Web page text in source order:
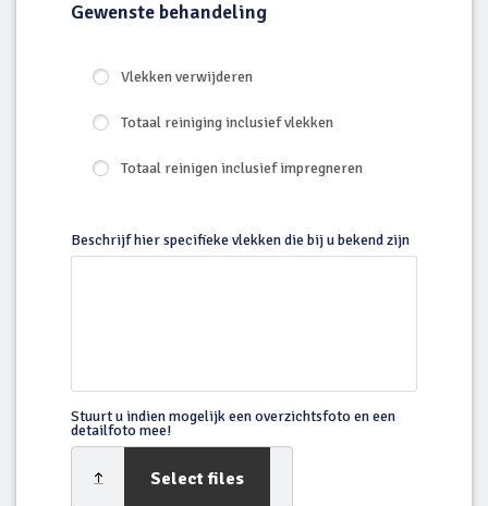
Gewenste behandeling
Vlekken verwijderen
Totaal reiniging inclusief vlekken
Totaal reinigen inclusief impregneren
Beschrijf hier specifieke vlekken die bij u bekend zijn
Stuurt u indien mogelijk een overzichtsfoto en een
detailfoto mee!
Select files